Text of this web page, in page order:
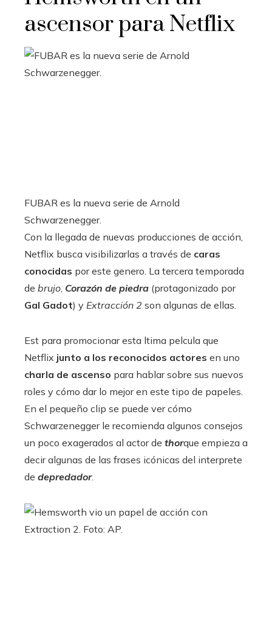
ascensor para Netflix
FUBAR es la nueva serie de Arnold
Schwarzenegger.
Con la llegada de nuevas producciones de acción,
Netflix busca visibilizarlas a través de caras
conocidas por este genero. La tercera temporada
de brujo Corazón de piedra (protagonizado por
Gal Gadot) y Extracción 2 son algunas de ellas.
Est para promocionar esta ltima pelcula que
Netflix junto a los reconocidos actores en uno
charla de ascenso para hablar sobre sus nuevos
roles y cómo dar lo mejor en este tipo de papeles.
En el pequeño clip se puede ver cómo
Schwarzenegger le recomienda algunos consejos
un poco exagerados al actor de thorque empieza a
decir algunas de las frases icónicas del interprete
de depredador.